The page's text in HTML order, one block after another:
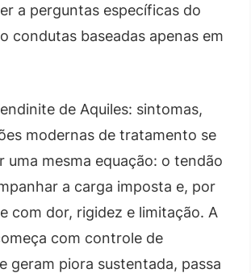
a perguntas específicas do
condutas baseadas apenas em
de Aquiles: sintomas,
modernas de tratamento se
uma mesma equação: o tendão
a carga imposta e, por
com dor, rigidez e limitação. A
com controle de
geram piora sustentada, passa